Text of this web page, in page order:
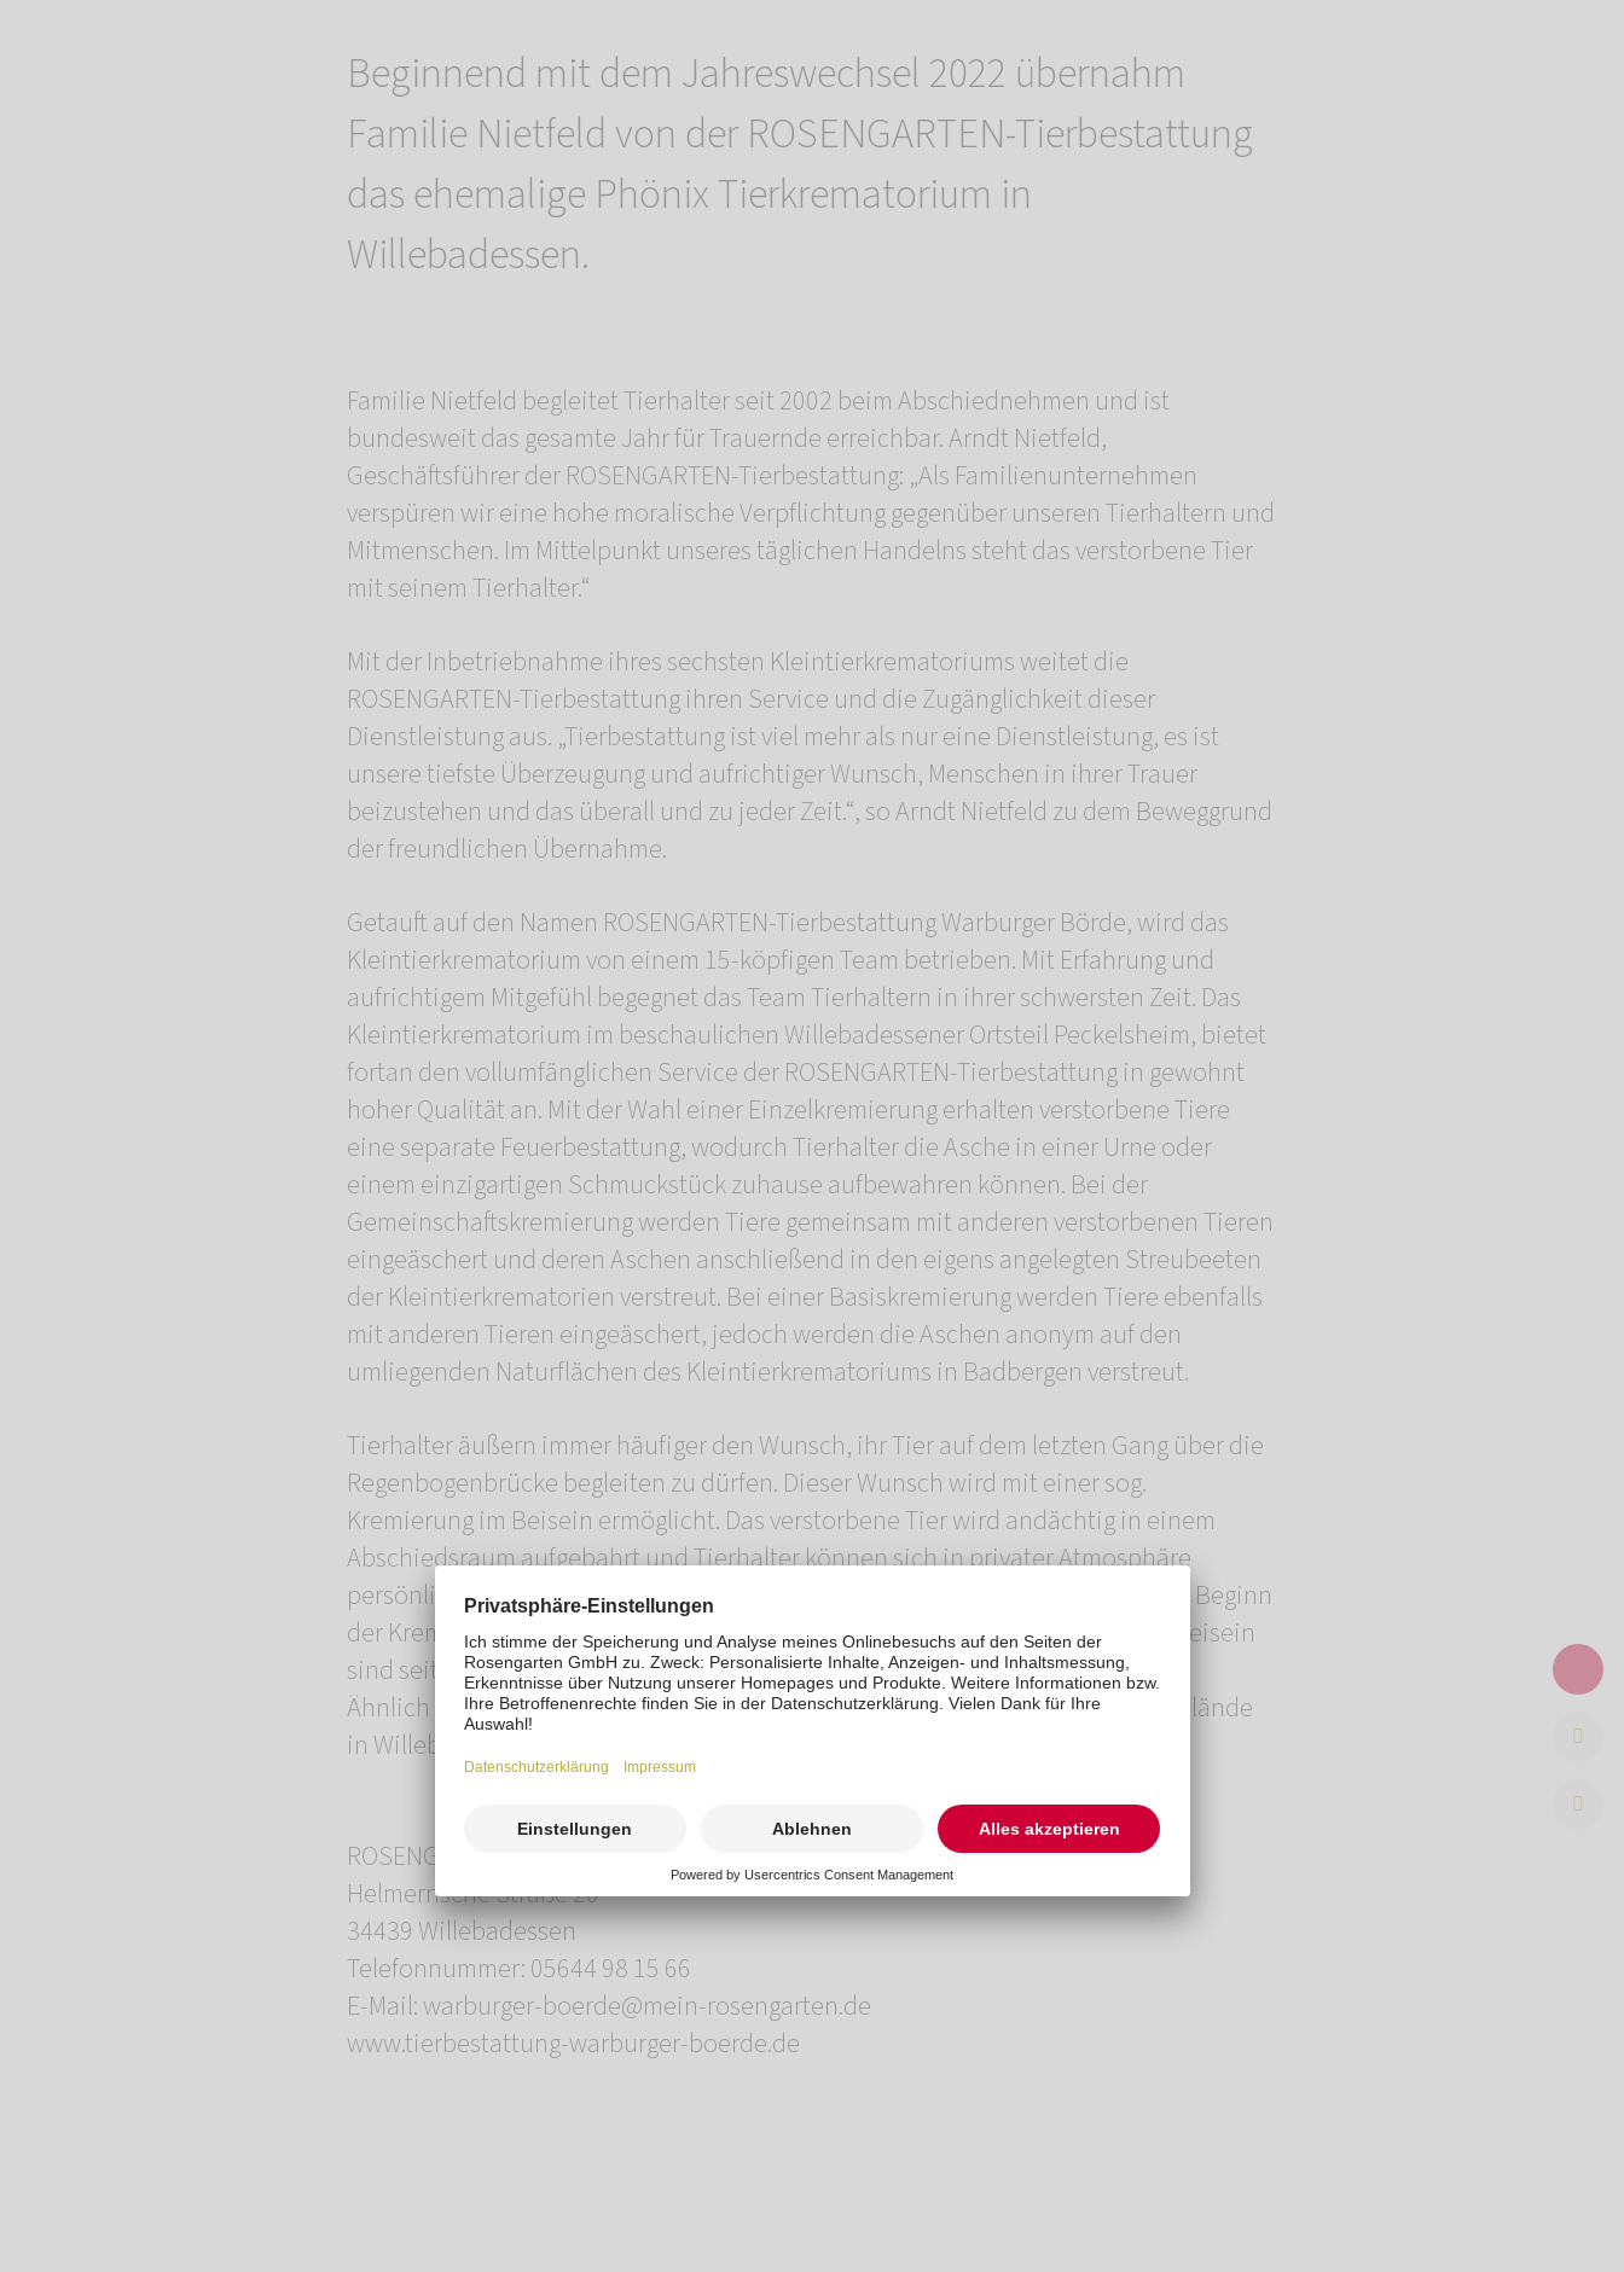
Beginnend mit dem Jahreswechsel 2022 übernahm
Familie Nietfeld von der ROSENGARTEN-Tierbestattung
das ehemalige Phönix Tierkrematorium in
Willebadessen.
Familie Nietfeld begleitet Tierhalter seit 2002 beim Abschiednehmen und ist
bundesweit das gesamte Jahr für Trauernde erreichbar. Arndt Nietfeld,
Geschäftsführer der ROSENGARTEN-Tierbestattung: „Als Familienunternehmen
verspüren wir eine hohe moralische Verpflichtung gegenüber unseren Tierhaltern und
Mitmenschen. Im Mittelpunkt unseres täglichen Handelns steht das verstorbene Tier
mit seinem Tierhalter.“
Mit der Inbetriebnahme ihres sechsten Kleintierkrematoriums weitet die
ROSENGARTEN-Tierbestattung ihren Service und die Zugänglichkeit dieser
Dienstleistung aus. „Tierbestattung ist viel mehr als nur eine Dienstleistung, es ist
unsere tiefste Überzeugung und aufrichtiger Wunsch, Menschen in ihrer Trauer
beizustehen und das überall und zu jeder Zeit.“, so Arndt Nietfeld zu dem Beweggrund
der freundlichen Übernahme.
Getauft auf den Namen ROSENGARTEN-Tierbestattung Warburger Börde, wird das
Kleintierkrematorium von einem 15-köpfigen Team betrieben. Mit Erfahrung und
aufrichtigem Mitgefühl begegnet das Team Tierhaltern in ihrer schwersten Zeit. Das
Kleintierkrematorium im beschaulichen Willebadessener Ortsteil Peckelsheim, bietet
fortan den vollumfänglichen Service der ROSENGARTEN-Tierbestattung in gewohnt
hoher Qualität an. Mit der Wahl einer Einzelkremierung erhalten verstorbene Tiere
eine separate Feuerbestattung, wodurch Tierhalter die Asche in einer Urne oder
einem einzigartigen Schmuckstück zuhause aufbewahren können. Bei der
Gemeinschaftskremierung werden Tiere gemeinsam mit anderen verstorbenen Tieren
eingeäschert und deren Aschen anschließend in den eigens angelegten Streubeeten
der Kleintierkrematorien verstreut. Bei einer Basiskremierung werden Tiere ebenfalls
mit anderen Tieren eingeäschert, jedoch werden die Aschen anonym auf den
umliegenden Naturflächen des Kleintierkrematoriums in Badbergen verstreut.
Tierhalter äußern immer häufiger den Wunsch, ihr Tier auf dem letzten Gang über die
Regenbogenbrücke begleiten zu dürfen. Dieser Wunsch wird mit einer sog.
Kremierung im Beisein ermöglicht. Das verstorbene Tier wird andächtig in einem
Abschiedsraum aufgebahrt und Tierhalter können sich in privater Atmosphäre
persönlich von ihren Lieblingen verabschieden. Anschließend können Sie den Beginn
der Kremierung durch ein Sichtfenster verfolgen. Termine zur Kremierung im Beisein
sind seit dem 1. Februar 2022 möglich.
Ähnlich dem Rosengarten in Badbergen, besticht auch das etwa 5 ha große Gelände
in Willebadessen durch die Schönheit der Natur.
ROSENGARTEN-Tierbestattung Warburger Börde
Helmernsche Straße 20
34439 Willebadessen
Telefonnummer: 05644 98 15 66
E-Mail: warburger-boerde@mein-rosengarten.de
www.tierbestattung-warburger-boerde.de